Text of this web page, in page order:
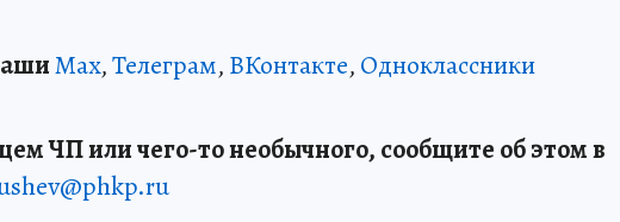
Max,Телеграм, ВКонтакте, Одноклассники
ЧП или чего-то необычного, сообщите об этом в